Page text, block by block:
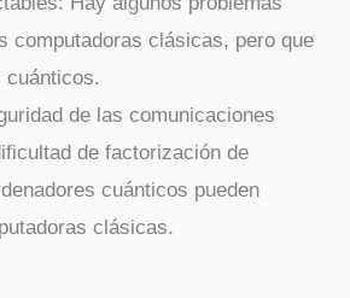
computadoras clásicas, pero que
cuánticos.
de las comunicaciones
de factorización de
cuánticos pueden
clásicas.